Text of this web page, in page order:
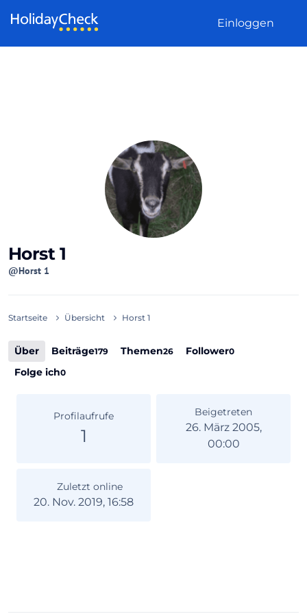
Einloggen
Horst 1
@Horst 1
Startseite Übersicht Horst 1
Über Beiträge179 Themen26 Follower0
Folge ich0
Profilaufrufe
1
Beigetreten
26. März 2005,
00:00
Zuletzt online
20. Nov. 2019, 16:58